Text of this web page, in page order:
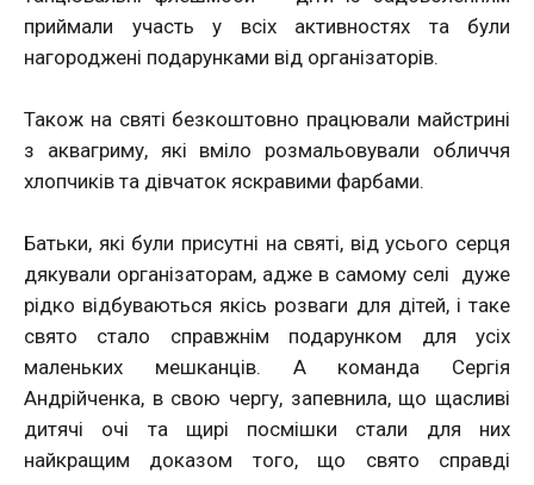
приймали участь у всіх активностях та були
нагороджені подарунками від організаторів.
Також на святі безкоштовно працювали майстрині
з аквагриму, які вміло розмальовували обличчя
хлопчиків та дівчаток яскравими фарбами.
Батьки, які були присутні на святі, від усього серця
дякували організаторам, адже в самому селі дуже
рідко відбуваються якісь розваги для дітей, і таке
свято стало справжнім подарунком для усіх
маленьких мешканців. А команда Сергія
Андрійченка, в свою чергу, запевнила, що щасливі
дитячі очі та щирі посмішки стали для них
найкращим доказом того, що свято справді